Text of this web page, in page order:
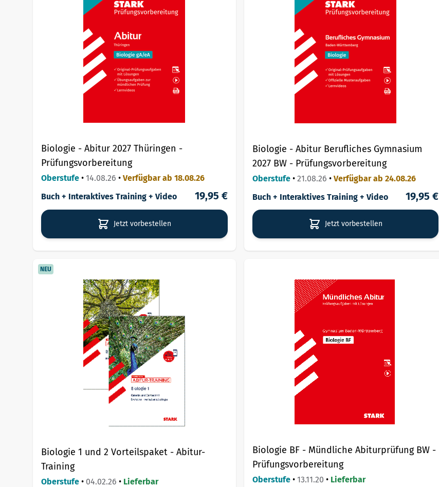
Biologie - Abitur 2027 Thüringen -
Prüfungsvorbereitung
Oberstufe • 14.08.26 • Verfügbar ab 18.08.26
Buch + Interaktives Training + Video
19,95 €
Jetzt vorbestellen
Biologie - Abitur Berufliches Gymnasium
2027 BW - Prüfungsvorbereitung
Oberstufe• 21.08.26 • Verfügbar ab 24.08.26
Buch + Interaktives Training + Video
19,95 €
Jetzt vorbestellen
NEU
Biologie 1 und 2 Vorteilspaket - Abitur-
Training
Oberstufe • 04.02.26 • Lieferbar
Biologie BF - Mündliche Abiturprüfung BW -
Prüfungsvorbereitung
Oberstufe• 13.11.20 • Lieferbar